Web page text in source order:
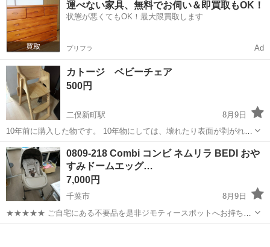
衣料服飾品、生活雑貨、家具、本、CD・DVDなどが無料でまとめて持
ち込めます！ ※詳細はこ...
運べない家具、無料でお伺い＆即買取もOK！
状態が悪くてもOK！最大限買取します
プリフラ Ad
カトージ ベビーチェア
500円
二俣新町駅
8月9日
10年前に購入した物です。 10年物にしては、壊れたり表面が剥がれた
りもしておらず綺麗かと思いますが、汚れ等は多少あります。 説明書
等は、すみませんが処分してしまったためありませんが、サイズ感な
どは以下と同様です(以下の商...
千葉 市川市 ベビー用品
0809-218 Combi コンビ ネムリラ BEDI おや
すみドームエッグ…
7,000円
千葉市
8月9日
★★★★★ ご自宅にある不要品を是非ジモティースポットへお持ち込
みしませんか？ 家電、趣味・スポーツ・レジャー用品、こども用品、